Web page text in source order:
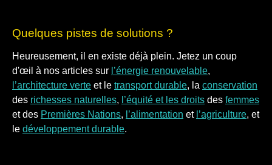
Quelques pistes de solutions ?
Heureusement, il en existe déjà plein. Jetez un coup
d'œil à nos articles sur l’énergie renouvelable,
l’architecture verte et le transport durable, la conservation
des richesses naturelles, l’équité et les droits des femmes
et des Premières Nations, l’alimentation et l’agriculture, et
le développement durable.